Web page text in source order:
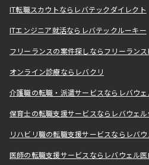
IT転職スカウトならレバテックダイレクト
ITエンジニア就活ならレバテックルーキー
フリーランスの案件探しならフリーランス
オンライン診療ならレバクリ
介護職の転職・派遣サービスならレバウ
保育士の転職支援サービスならレバウェル
リハビリ職の転職支援サービスならレバ
医師の転職支援サービスならレバウェル医